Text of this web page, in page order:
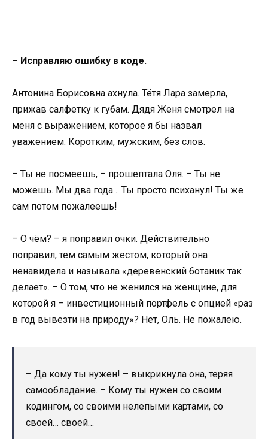
– Исправляю ошибку в коде.
Антонина Борисовна ахнула. Тётя Лара замерла,
прижав салфетку к губам. Дядя Женя смотрел на
меня с выражением, которое я бы назвал
уважением. Коротким, мужским, без слов.
– Ты не посмеешь, – прошептала Оля. – Ты не
можешь. Мы два года… Ты просто психанул! Ты же
сам потом пожалеешь!
– О чём? – я поправил очки. Действительно
поправил, тем самым жестом, который она
ненавидела и называла «деревенский ботаник так
делает». – О том, что не женился на женщине, для
которой я – инвестиционный портфель с опцией «раз
в год вывезти на природу»? Нет, Оль. Не пожалею.
– Да кому ты нужен! – выкрикнула она, теряя
самообладание. – Кому ты нужен со своим
кодингом, со своими нелепыми картами, со
своей… своей…